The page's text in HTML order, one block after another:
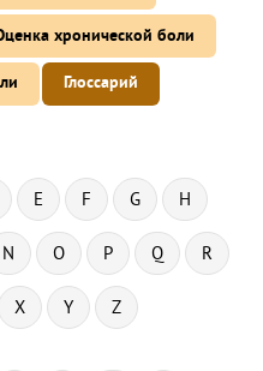
хронической боли
Глоссарий